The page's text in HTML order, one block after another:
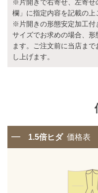
※片開きで右寄せ、左寄せ
欄」に指定内容を記載の上
※片開きの形態安定加工付
サイズでお求めの場合、
ます。ご注文前に当店ま
し上げます。
1.5倍ヒダ 価格表